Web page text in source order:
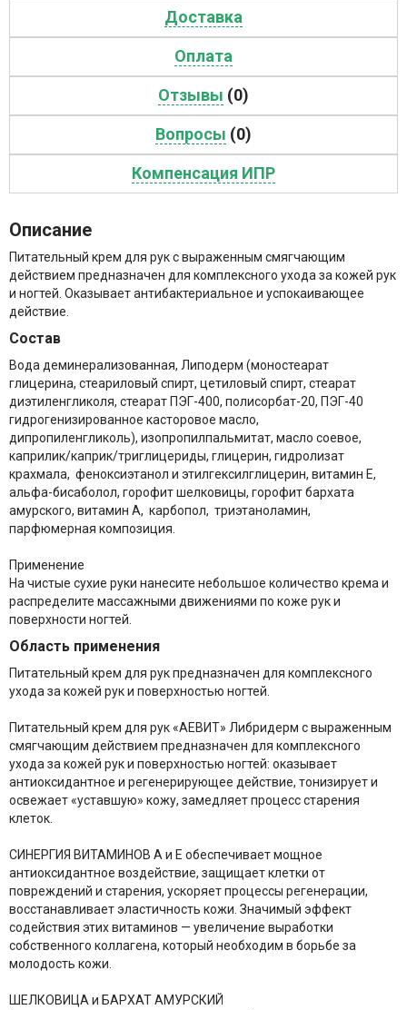
Доставка
Оплата
Отзывы (0)
Вопросы (0)
Компенсация ИПР
Описание
Питательный крем для рук с выраженным смягчающим
действием предназначен для комплексного ухода за кожей рук
и ногтей. Оказывает антибактериальное и успокаивающее
действие.
Состав
Вода деминерализованная, Липодерм (моностеарат
глицерина, стеариловый спирт, цетиловый спирт, стеарат
диэтиленгликоля, стеарат ПЭГ-400, полисорбат-20, ПЭГ-40
гидрогенизированное касторовое масло,
дипропиленгликоль), изопропилпальмитат, масло соевое,
каприлик/каприк/триглицериды, глицерин, гидролизат
крахмала, феноксиэтанол и этилгексилглицерин, витамин Е,
альфа-бисаболол, горофит шелковицы, горофит бархата
амурского, витамин А, карбопол, триэтаноламин,
парфюмерная композиция.
Применение
На чистые сухие руки нанесите небольшое количество крема и
распределите массажными движениями по коже рук и
поверхности ногтей.
Область применения
Питательный крем для рук предназначен для комплексного
ухода за кожей рук и поверхностью ногтей.
Питательный крем для рук «АЕВИТ» Либридерм с выраженным
смягчающим действием предназначен для комплексного
ухода за кожей рук и поверхностью ногтей: оказывает
антиоксидантное и регенерирующее действие, тонизирует и
освежает «уставшую» кожу, замедляет процесс старения
клеток.
СИНЕРГИЯ ВИТАМИНОВ А и Е обеспечивает мощное
антиоксидантное воздействие, защищает клетки от
повреждений и старения, ускоряет процессы регенерации,
восстанавливает эластичность кожи. Значимый эффект
содействия этих витаминов — увеличение выработки
собственного коллагена, который необходим в борьбе за
молодость кожи.
ШЕЛКОВИЦА и БАРХАТ АМУРСКИЙ